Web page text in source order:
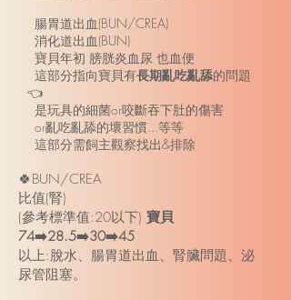
腸胃道出血(BUN/CREA)
消化道出血(BUN)
寶貝年初 膀胱炎血尿 也血便
這部分指向寶貝有長期亂吃亂舔的問題
👈
是玩具的細菌or咬斷吞下肚的傷害
or亂吃亂舔的壞習慣...等等
這部分需飼主觀察找出&排除
🍀BUN/CREA
比值(腎)
(參考標準值:20以下) 寶貝
74➡️28.5➡️30➡️45
以上:脫水、腸胃道出血、腎臟問題、泌
尿管阻塞。